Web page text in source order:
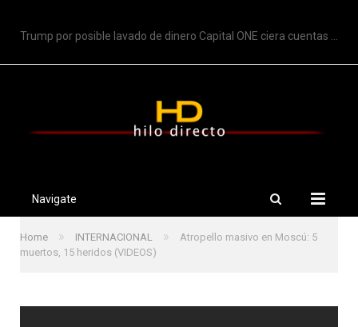
Trump por posible lavado de dinero Capital ONE ciera cuentas de Trump
Navigate
Home » INTERNACIONAL »
Atropello masivo en Moscú: 5
muertos, 15 heridos (VIDEOS)